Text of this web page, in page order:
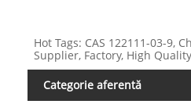
Hot Tags: CAS 122111-03-9,
Supplier, Factory, High Quality
Categorie aferentă